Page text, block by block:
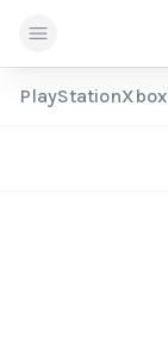
PlayStationXbox